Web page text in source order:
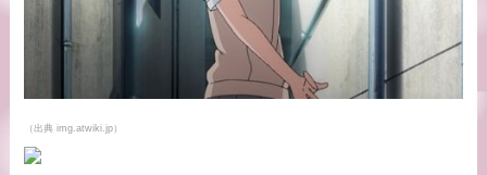
（出典 img.atwiki.jp）